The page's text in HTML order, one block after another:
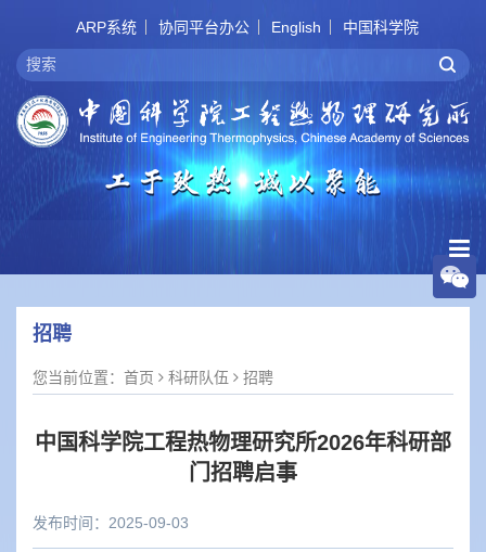
ARP系统 协同平台办公 English 中国科学院
招聘
您当前位置： 首页 科研队伍 招聘
中国科学院工程热物理研究所2026年科研部
门招聘启事
发布时间：2025-09-03